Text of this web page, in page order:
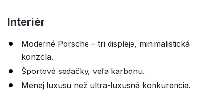
Interiér
Moderné Porsche – tri displeje, minimalistická
konzola.
Športové sedačky, veľa karbónu.
Menej luxusu než ultra-luxusná konkurencia.